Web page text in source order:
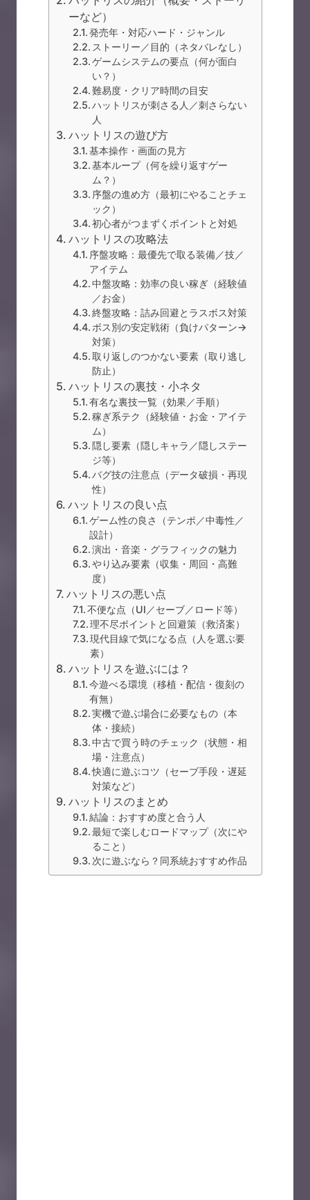
ーなど）
発売年・対応ハード・ジャンル
ストーリー／目的（ネタバレなし）
ゲームシステムの要点（何が面白
い？）
難易度・クリア時間の目安
ハットリスが刺さる人／刺さらない
人
ハットリスの遊び方
基本操作・画面の見方
基本ループ（何を繰り返すゲー
ム？）
序盤の進め方（最初にやることチェ
ック）
初心者がつまずくポイントと対処
ハットリスの攻略法
序盤攻略：最優先で取る装備／技／
アイテム
中盤攻略：効率の良い稼ぎ（経験値
／お金）
終盤攻略：詰み回避とラスボス対策
ボス別の安定戦術（負けパターン→
対策）
取り返しのつかない要素（取り逃し
防止）
ハットリスの裏技・小ネタ
有名な裏技一覧（効果／手順）
稼ぎ系テク（経験値・お金・アイテ
ム）
隠し要素（隠しキャラ／隠しステー
ジ等）
バグ技の注意点（データ破損・再現
性）
ハットリスの良い点
ゲーム性の良さ（テンポ／中毒性／
設計）
演出・音楽・グラフィックの魅力
やり込み要素（収集・周回・高難
度）
ハットリスの悪い点
不便な点（UI／セーブ／ロード等）
理不尽ポイントと回避策（救済案）
現代目線で気になる点（人を選ぶ要
素）
ハットリスを遊ぶには？
今遊べる環境（移植・配信・復刻の
有無）
実機で遊ぶ場合に必要なもの（本
体・接続）
中古で買う時のチェック（状態・相
場・注意点）
快適に遊ぶコツ（セーブ手段・遅延
対策など）
ハットリスのまとめ
結論：おすすめ度と合う人
最短で楽しむロードマップ（次にや
ること）
次に遊ぶなら？同系統おすすめ作品